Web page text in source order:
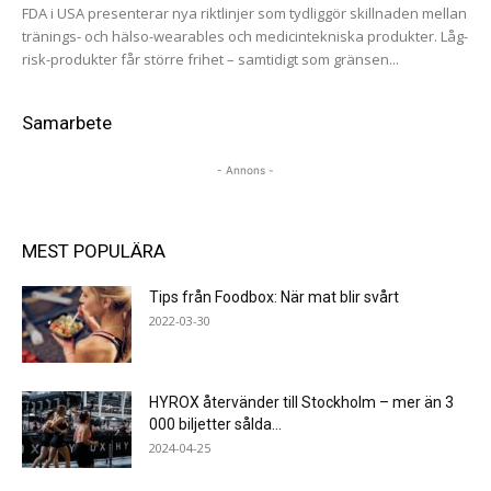
FDA i USA presenterar nya riktlinjer som tydliggör skillnaden mellan
tränings- och hälso-wearables och medicintekniska produkter. Låg-
risk-produkter får större frihet – samtidigt som gränsen...
Samarbete
- Annons -
MEST POPULÄRA
Tips från Foodbox: När mat blir svårt
2022-03-30
HYROX återvänder till Stockholm – mer än 3
000 biljetter sålda...
2024-04-25